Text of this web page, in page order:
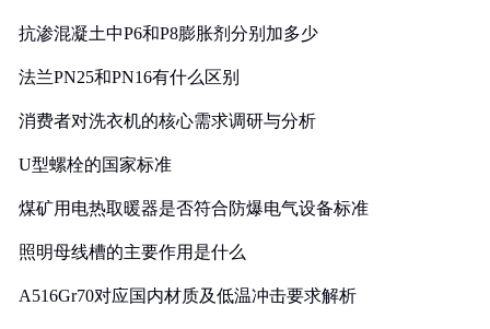
抗渗混凝土中P6和P8膨胀剂分别加多少
法兰PN25和PN16有什么区别
消费者对洗衣机的核心需求调研与分析
U型螺栓的国家标准
煤矿用电热取暖器是否符合防爆电气设备标准
照明母线槽的主要作用是什么
A516Gr70对应国内材质及低温冲击要求解析